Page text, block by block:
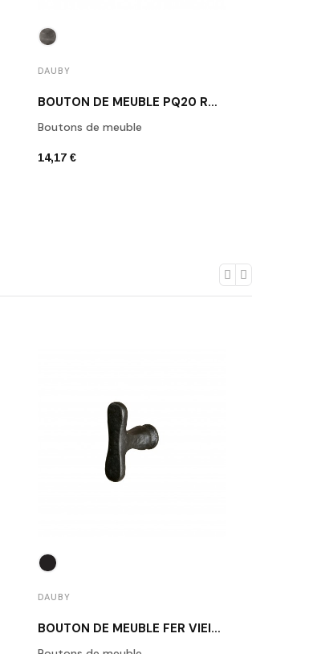
DAUBY
BOUTON DE MEUBLE PQ20 RM / MÉTAL BRUT
Boutons de meuble
14,17 €
DAUBY
BOUTON DE MEUBLE FER VIEILLI DAUBY PBU45 VO